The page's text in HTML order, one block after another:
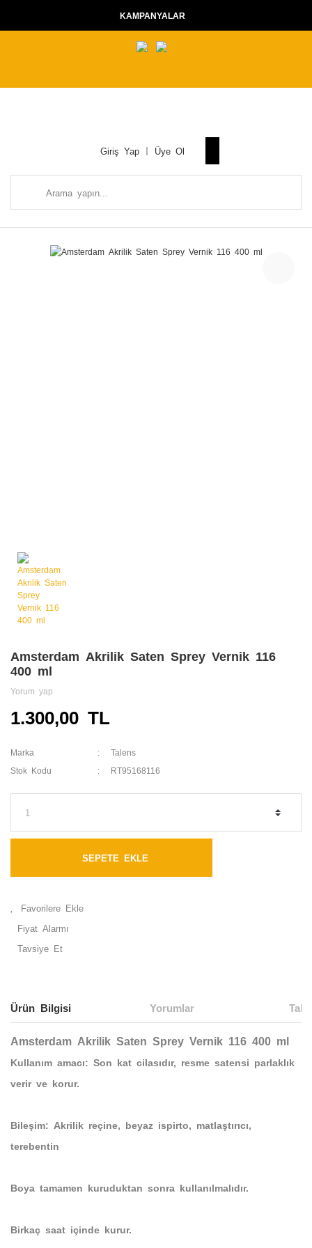
KAMPANYALAR
Giriş Yap Üye Ol
Amsterdam Akrilik Saten Sprey Vernik 116
400 ml
Yorum yap
1.300,00 TL
Marka Talens
Stok Kodu RT95168116
SEPETE EKLE
Fiyat Alarmı
Tavsiye Et
Ürün Bilgisi Yorumlar
Amsterdam Akrilik Saten Sprey Vernik 116 400 ml
Kullanım amacı: Son kat cilasıdır, resme satensi parlaklık
verir ve korur.
Bileşim: Akrilik reçine, beyaz ispirto, matlaştırıcı,
terebentin
Boya tamamen kuruduktan sonra kullanılmalıdır.
Birkaç saat içinde kurur.